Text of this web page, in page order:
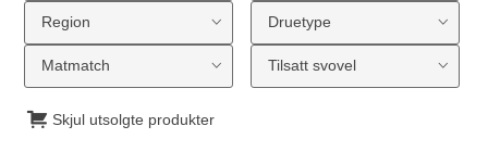
Region Druetype
Matmatch Tilsatt svovel
Skjul utsolgte produkter